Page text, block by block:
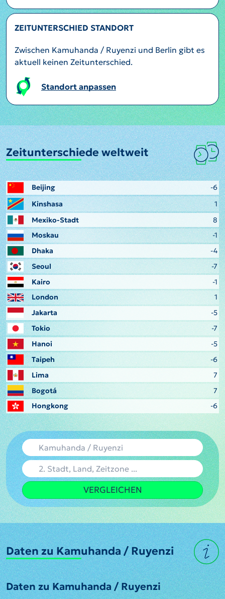
ZEITUNTERSCHIED STANDORT
Zwischen Kamuhanda / Ruyenzi und Berlin gibt es
aktuell keinen Zeitunterschied.
Standort anpassen
Zeitunterschiede weltweit
Beijing
-6
Kinshasa
1
Mexiko-Stadt
8
Moskau
-1
Dhaka
-4
Seoul
-7
Kairo
-1
London
1
Jakarta
-5
Tokio
-7
Hanoi
-5
Taipeh
-6
Lima
7
Bogotá
7
Hongkong
-6
VERGLEICHEN
Daten zu Kamuhanda / Ruyenzi
Daten zu Kamuhanda / Ruyenzi